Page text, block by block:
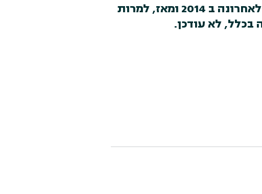
סוף סוף זה קרה! ATD עדכנו את מודל הכשירויות שלהם שיצא לאחרונה ב 2014 ומאז, למרות
בכלל, לא עודכן.